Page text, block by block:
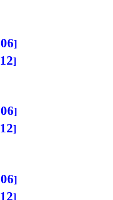
06
12
06
12
06
12